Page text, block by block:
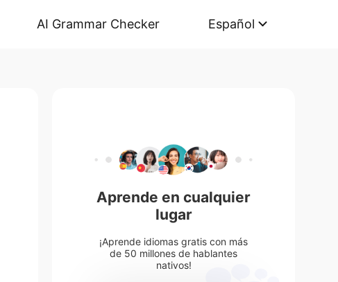
AI Grammar Checker Español
Aprende en cualquier
lugar
¡Aprende idiomas gratis con más
de 50 millones de hablantes
nativos!